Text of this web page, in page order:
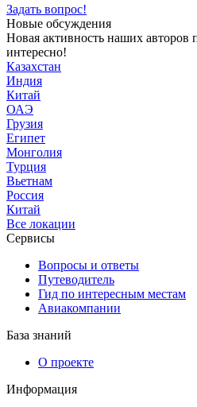
Задать вопрос!
Новые обсуждения
Новая активность наших авторов
интересно!
Казахстан
Индия
Китай
ОАЭ
Грузия
Египет
Монголия
Турция
Вьетнам
Россия
Китай
Все локации
Сервисы
Вопросы и ответы
Путеводитель
Гид по интересным местам
Авиакомпании
База знаний
О проекте
Информация